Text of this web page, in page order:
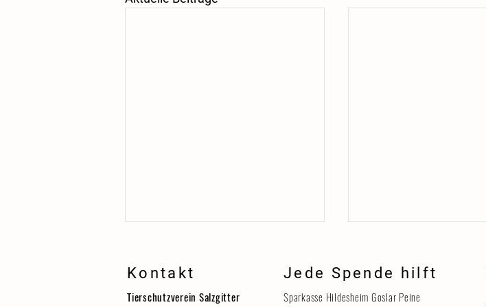
Kontakt
Tierschutzverein Salzgitter
Jede Spende hilft
Sparkasse Hildesheim Goslar Peine